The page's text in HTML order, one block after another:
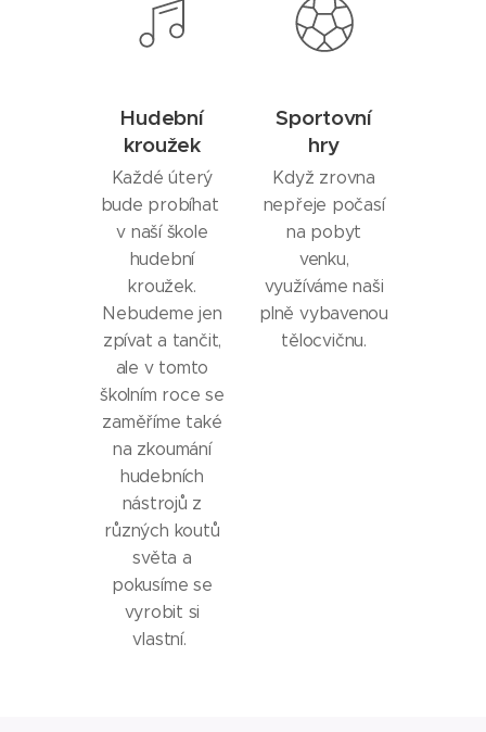
Hudební
kroužek
Každé úterý
bude probíhat
v naší škole
hudební
kroužek.
Nebudeme jen
zpívat a tančit,
ale v tomto
školním roce se
zaměříme také
na zkoumání
hudebních
nástrojů z
různých koutů
světa a
pokusíme se
vyrobit si
vlastní.
Sportovní
hry
Když zrovna
nepřeje počasí
na pobyt
venku,
využíváme naši
plně vybavenou
tělocvičnu.